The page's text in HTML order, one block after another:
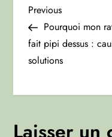
N
a
v
i
g
Previous
Post
Previous
Pourquoi mon
fait pipi dessus :
solutions